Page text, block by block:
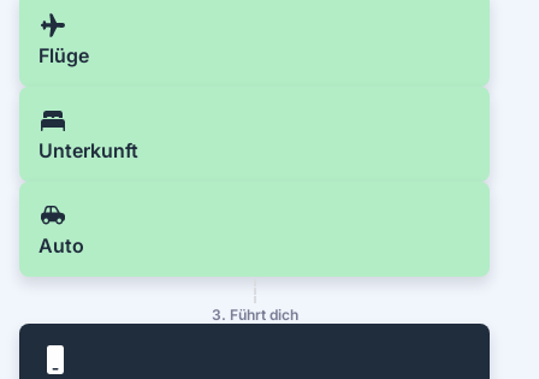
Flüge
Unterkunft
Auto
3. Führt dich